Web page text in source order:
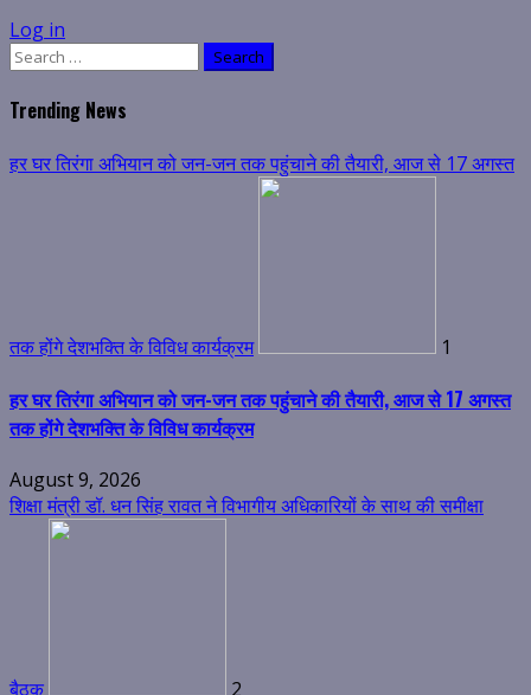
Log in
Search
Trending News
हर घर तिरंगा अभियान को जन-जन तक पहुंचाने की तैयारी, आज से 17 अगस्त
तक होंगे देशभक्ति के विविध कार्यक्रम 1
हर घर तिरंगा अभियान को जन-जन तक पहुंचाने की तैयारी, आज से 17 अगस्त
तक होंगे देशभक्ति के विविध कार्यक्रम
August 9, 2026
शिक्षा मंत्री डॉ. धन सिंह रावत ने विभागीय अधिकारियों के साथ की समीक्षा
बैठक 2